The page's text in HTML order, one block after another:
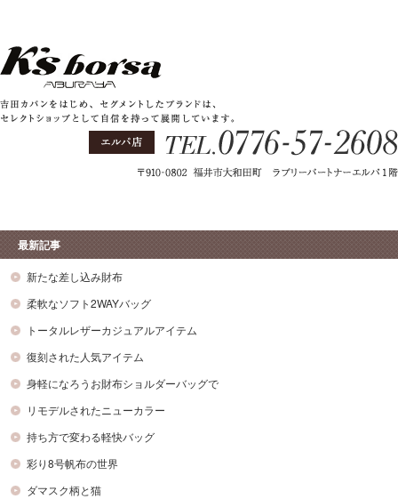
最新記事
新たな差し込み財布
柔軟なソフト2WAYバッグ
トータルレザーカジュアルアイテム
復刻された人気アイテム
身軽になろうお財布ショルダーバッグで
リモデルされたニューカラー
持ち方で変わる軽快バッグ
彩り8号帆布の世界
ダマスク柄と猫